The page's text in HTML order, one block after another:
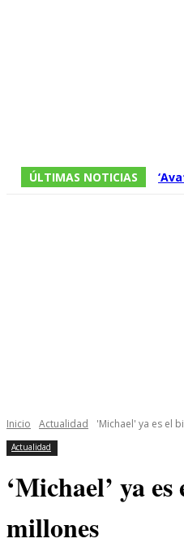
ÚLTIMAS NOTICIAS
Inicio Actualidad 'Michael' ya es el
Actualidad
‘Michael’ ya
millones